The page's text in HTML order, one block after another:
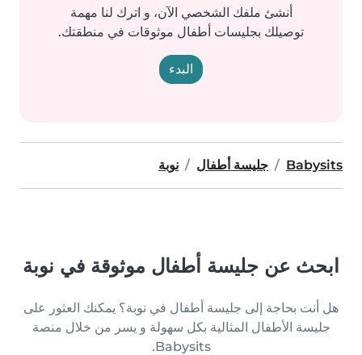
أنشئ ملفك الشخصي الآن، و اترك لنا مهمة
توصيلك بجليسات أطفال موثوقات في منطقتك.
البدء
Babysits جليسة أطفال نوبة
ابحث عن جليسة أطفال موثوقة في نوبة
هل أنت بحاجة إلى جليسة أطفال في نوبة؟ يمكنك العثور على
جليسة الأطفال المثالية بكل سهولة و يسر من خلال منصة
Babysits.